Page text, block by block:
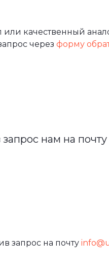
качественный
через форму
нам на почту
запрос на почту